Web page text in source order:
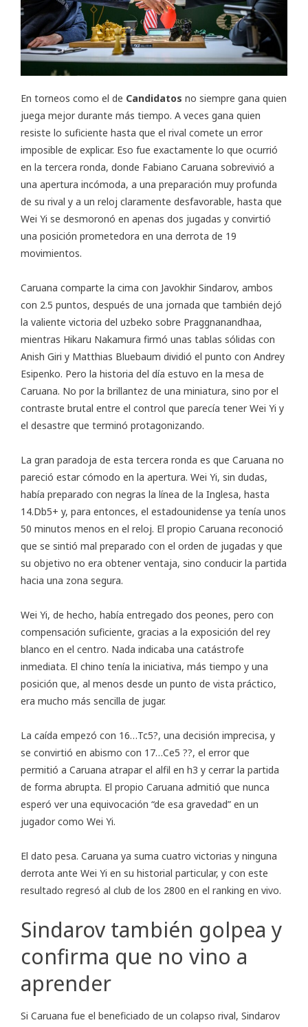
En torneos como el de Candidatos no siempre gana quien
juega mejor durante más tiempo. A veces gana quien
resiste lo suficiente hasta que el rival comete un error
imposible de explicar. Eso fue exactamente lo que ocurrió
en la tercera ronda, donde Fabiano Caruana sobrevivió a
una apertura incómoda, a una preparación muy profunda
de su rival y a un reloj claramente desfavorable, hasta que
Wei Yi se desmoronó en apenas dos jugadas y convirtió
una posición prometedora en una derrota de 19
movimientos.
Caruana comparte la cima con Javokhir Sindarov, ambos
con 2.5 puntos, después de una jornada que también dejó
la valiente victoria del uzbeko sobre Praggnanandhaa,
mientras Hikaru Nakamura firmó unas tablas sólidas con
Anish Giri y Matthias Bluebaum dividió el punto con Andrey
Esipenko. Pero la historia del día estuvo en la mesa de
Caruana. No por la brillantez de una miniatura, sino por el
contraste brutal entre el control que parecía tener Wei Yi y
el desastre que terminó protagonizando.
La gran paradoja de esta tercera ronda es que Caruana no
pareció estar cómodo en la apertura. Wei Yi, sin dudas,
había preparado con negras la línea de la Inglesa, hasta
14.Db5+ y, para entonces, el estadounidense ya tenía unos
50 minutos menos en el reloj. El propio Caruana reconoció
que se sintió mal preparado con el orden de jugadas y que
su objetivo no era obtener ventaja, sino conducir la partida
hacia una zona segura.
Wei Yi, de hecho, había entregado dos peones, pero con
compensación suficiente, gracias a la exposición del rey
blanco en el centro. Nada indicaba una catástrofe
inmediata. El chino tenía la iniciativa, más tiempo y una
posición que, al menos desde un punto de vista práctico,
era mucho más sencilla de jugar.
La caída empezó con 16…Tc5?, una decisión imprecisa, y
se convirtió en abismo con 17…Ce5 ??, el error que
permitió a Caruana atrapar el alfil en h3 y cerrar la partida
de forma abrupta. El propio Caruana admitió que nunca
esperó ver una equivocación “de esa gravedad” en un
jugador como Wei Yi.
El dato pesa. Caruana ya suma cuatro victorias y ninguna
derrota ante Wei Yi en su historial particular, y con este
resultado regresó al club de los 2800 en el ranking en vivo.
Sindarov también golpea y
confirma que no vino a
aprender
Si Caruana fue el beneficiado de un colapso rival, Sindarov